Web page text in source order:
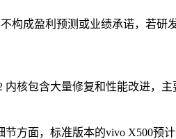
构成盈利预测或业绩承诺，若研
内核包含大量修复和性能改进，
方面，标准版本的vivo X500预